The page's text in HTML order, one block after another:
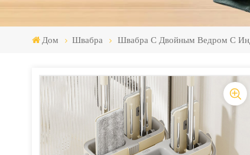
Дом Швабра Швабра С Двойным Ведром С